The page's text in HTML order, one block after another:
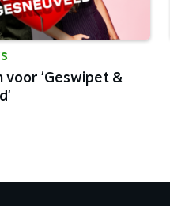
voor 'Geswipet &